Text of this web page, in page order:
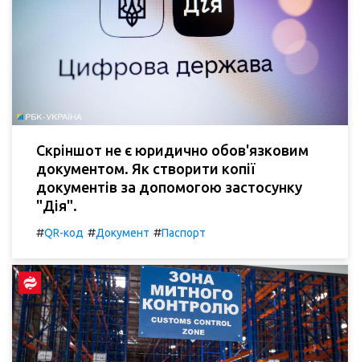
Скріншот не є юридично обов'язковим
документом. Як створити копії
документів за допомогою застосунку
"Дія".
#QR-код #Документ #Паспорт